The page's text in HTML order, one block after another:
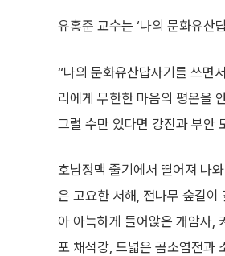
유홍준 교수는 ‘나의 문화유산
“나의 문화유산답사기를 쓰면
리에게 무한한 마음의 평온을
그럴 수만 있다면 강진과 부안
호남정맥 줄기에서 떨어져 나
은 고요한 서해, 전나무 숲길
아 아늑하게 들어앉은 개암사,
포 채석강, 드넓은 곰소염전과